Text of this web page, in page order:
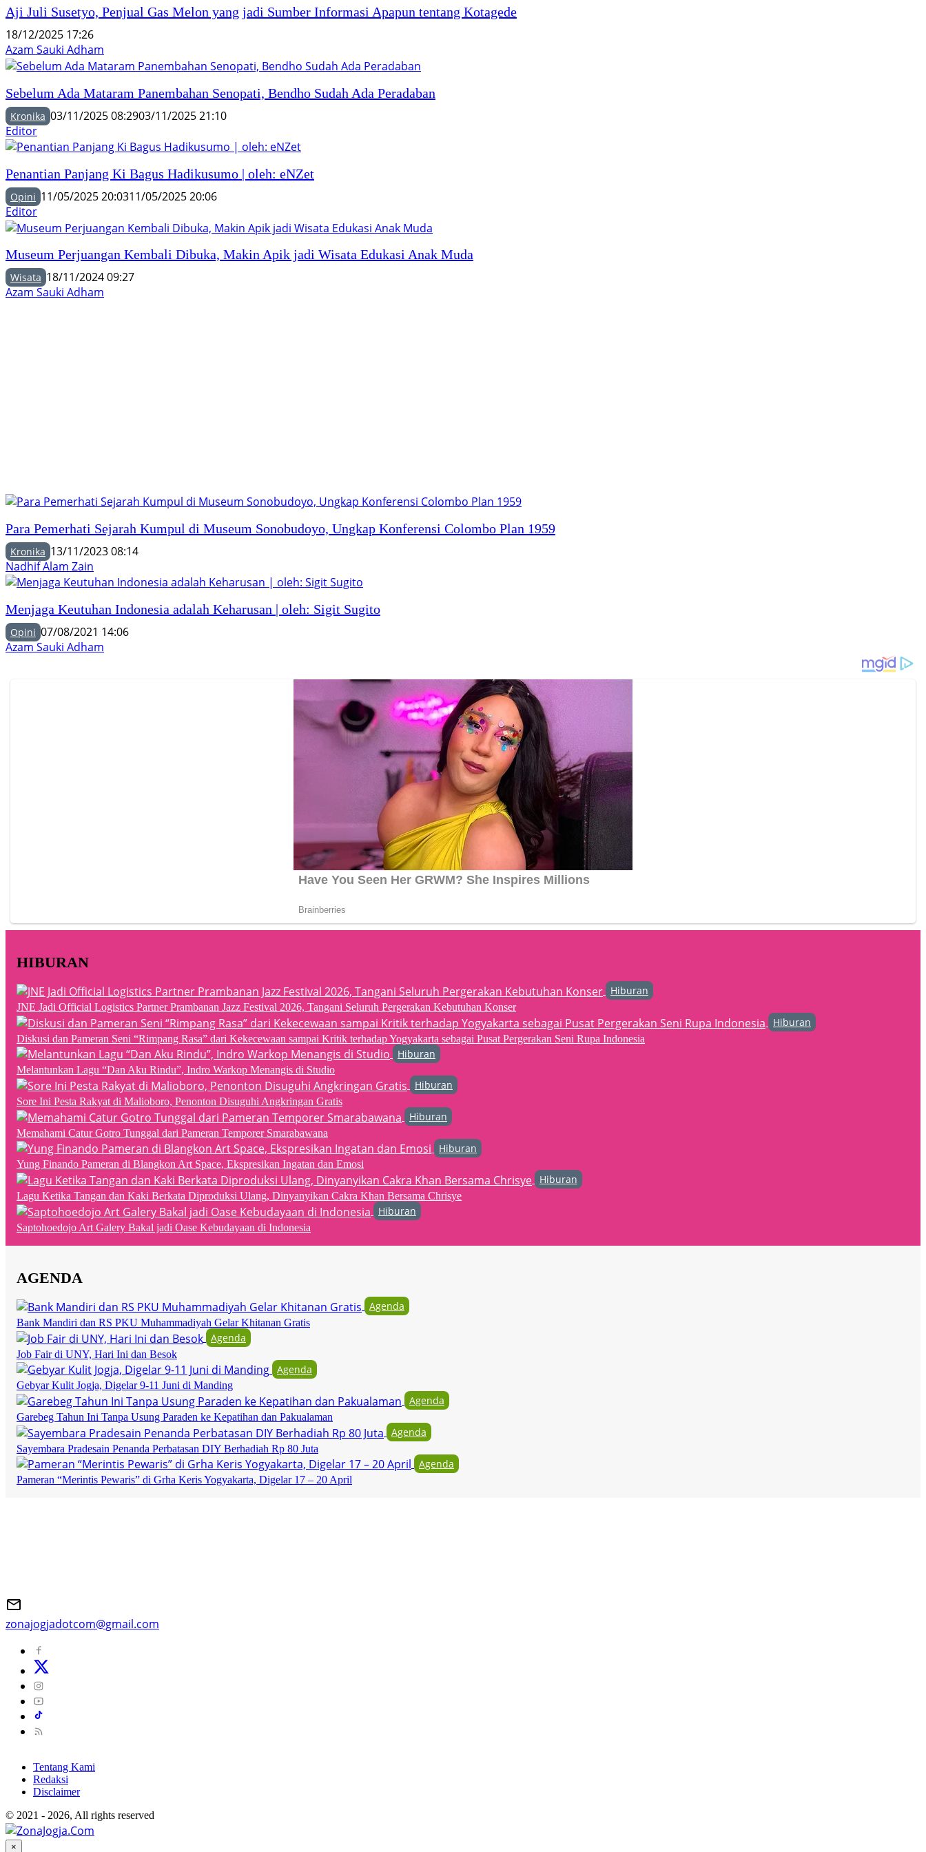
Aji Juli Susetyo, Penjual Gas Melon yang jadi Sumber Informasi Apapun tentang Kotagede
18/12/2025 17:26
Azam Sauki Adham
Sebelum Ada Mataram Panembahan Senopati, Bendho Sudah Ada Peradaban
Kronika 03/11/2025 08:2903/11/2025 21:10
Editor
Penantian Panjang Ki Bagus Hadikusumo | oleh: eNZet
Opini 11/05/2025 20:0311/05/2025 20:06
Editor
Museum Perjuangan Kembali Dibuka, Makin Apik jadi Wisata Edukasi Anak Muda
Wisata 18/11/2024 09:27
Azam Sauki Adham
Para Pemerhati Sejarah Kumpul di Museum Sonobudoyo, Ungkap Konferensi Colombo Plan 1959
Kronika 13/11/2023 08:14
Nadhif Alam Zain
Menjaga Keutuhan Indonesia adalah Keharusan | oleh: Sigit Sugito
Opini 07/08/2021 14:06
Azam Sauki Adham
HIBURAN
Hiburan
JNE Jadi Official Logistics Partner Prambanan Jazz Festival 2026, Tangani Seluruh Pergerakan Kebutuhan Konser
Hiburan
Diskusi dan Pameran Seni “Rimpang Rasa” dari Kekecewaan sampai Kritik terhadap Yogyakarta sebagai Pusat Pergerakan Seni Rupa Indonesia
Hiburan
Melantunkan Lagu “Dan Aku Rindu”, Indro Warkop Menangis di Studio
Hiburan
Sore Ini Pesta Rakyat di Malioboro, Penonton Disuguhi Angkringan Gratis
Hiburan
Memahami Catur Gotro Tunggal dari Pameran Temporer Smarabawana
Hiburan
Yung Finando Pameran di Blangkon Art Space, Ekspresikan Ingatan dan Emosi
Hiburan
Lagu Ketika Tangan dan Kaki Berkata Diproduksi Ulang, Dinyanyikan Cakra Khan Bersama Chrisye
Hiburan
Saptohoedojo Art Galery Bakal jadi Oase Kebudayaan di Indonesia
AGENDA
Agenda
Bank Mandiri dan RS PKU Muhammadiyah Gelar Khitanan Gratis
Agenda
Job Fair di UNY, Hari Ini dan Besok
Agenda
Gebyar Kulit Jogja, Digelar 9-11 Juni di Manding
Agenda
Garebeg Tahun Ini Tanpa Usung Paraden ke Kepatihan dan Pakualaman
Agenda
Sayembara Pradesain Penanda Perbatasan DIY Berhadiah Rp 80 Juta
Agenda
Pameran “Merintis Pewaris” di Grha Keris Yogyakarta, Digelar 17 – 20 April
zonajogjadotcom@gmail.com
Tentang Kami
Redaksi
Disclaimer
© 2021 - 2026, All rights reserved
×